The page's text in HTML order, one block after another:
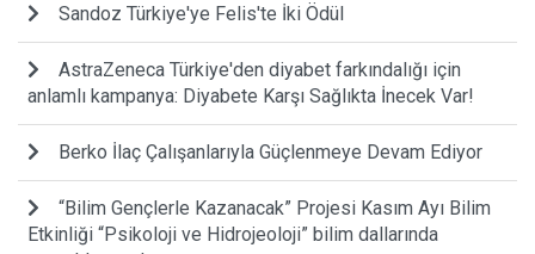
Sandoz Türkiye'ye Felis'te İki Ödül
AstraZeneca Türkiye'den diyabet farkındalığı için
anlamlı kampanya: Diyabete Karşı Sağlıkta İnecek Var!
Berko İlaç Çalışanlarıyla Güçlenmeye Devam Ediyor
“Bilim Gençlerle Kazanacak” Projesi Kasım Ayı Bilim
Etkinliği “Psikoloji ve Hidrojeoloji” bilim dallarında